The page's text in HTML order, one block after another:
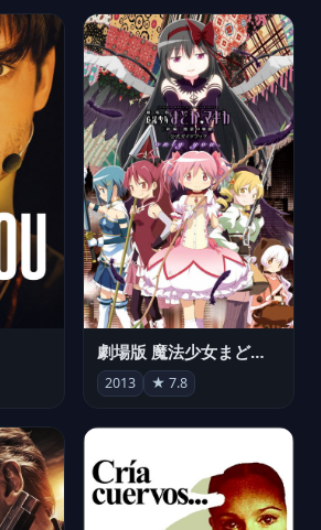
劇場版 魔法少女まどか☆マギカ[新編]叛逆の物語
2013 ★ 7.8